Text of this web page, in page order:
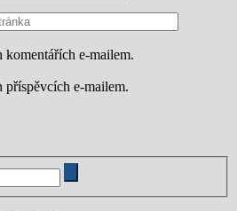
e-mailem.
e-mailem.